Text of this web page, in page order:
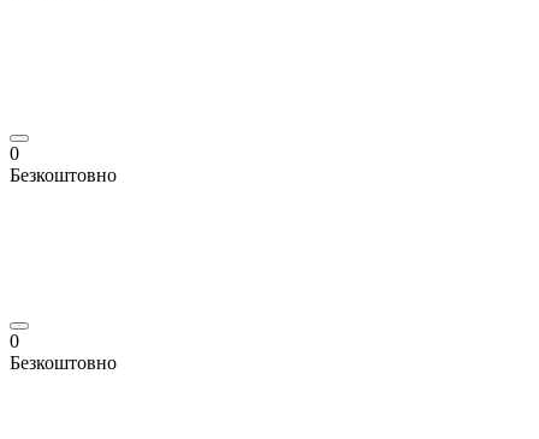
0
Безкоштовно
0
Безкоштовно